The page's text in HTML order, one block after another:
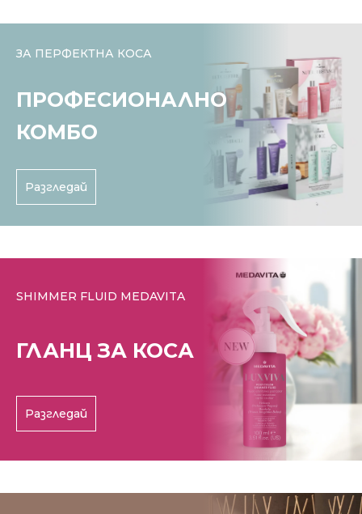
136.93 лв..
/
ЗА ПЕРФЕКТНА КОСА
ПРОФЕСИОНАЛНО
КОМБО
Разгледай
SHIMMER FLUID MEDAVITA
ГЛАНЦ ЗА КОСА
Разгледай